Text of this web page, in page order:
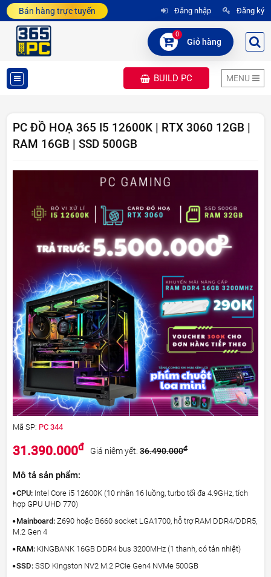
Bán hàng trực tuyến Đăng nhập Đăng ký
0
Giỏ hàng
MỤC
SẢN
PHẨM
MENU
BUILD PC
PC ĐỒ HOẠ 365 I5 12600K | RTX 3060 12GB |
RAM 16GB | SSD 500GB
Mã SP: PC 344
31.390.000đ Giá niêm yết:36.490.000đ
Mô tả sản phẩm:
CPU: Intel Core i5 12600K (10 nhân 16 luồng, turbo tối đa 4.9GHz, tích
hợp GPU UHD 770)
Mainboard: Z690 hoặc B660 socket LGA1700, hỗ trợ RAM DDR4/DDR5,
M.2 Gen 4
RAM: KINGBANK 16GB DDR4 bus 3200MHz (1 thanh, có tản nhiệt)
SSD: SSD Kingston NV2 M.2 PCIe Gen4 NVMe 500GB